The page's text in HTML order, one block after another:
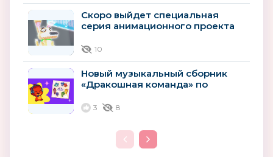
Скоро выйдет специальная
серия анимационного проекта
10
Новый музыкальный сборник
«Дракошная команда» по
«Дракошия»
3 8